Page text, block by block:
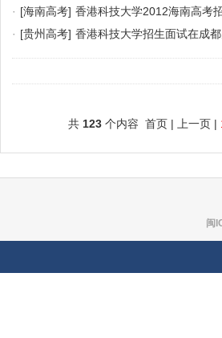
· [海南高考] 香港科技大学2012海南高考
· [贵州高考] 香港科技大学招生面试在成
共 123 个内容 首页 | 上一页 |
闽